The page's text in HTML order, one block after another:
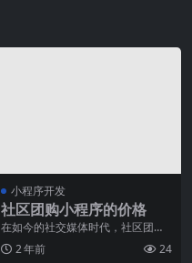
小程序开发
社区团购小程序的价格
在如今的社交媒体时代，社区团购
已经成为了一种非常流行的购物方
式。而为了方便用户的
2 年前 24